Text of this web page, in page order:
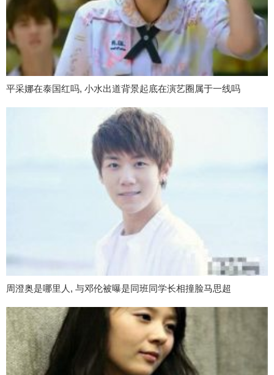
平采娜在泰国红吗, 小水出道背景起底在演艺圈属于一线吗
周澄奥是哪里人, 与邓伦被曝是同班同学长相撞脸马思超